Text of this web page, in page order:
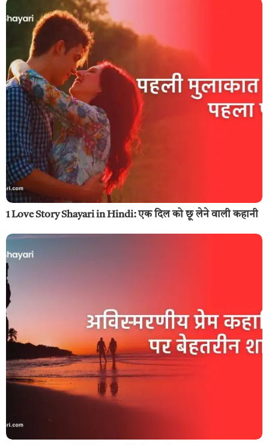
1 Love Story Shayari in Hindi: एक दिल को छू लेने वाली कहानी